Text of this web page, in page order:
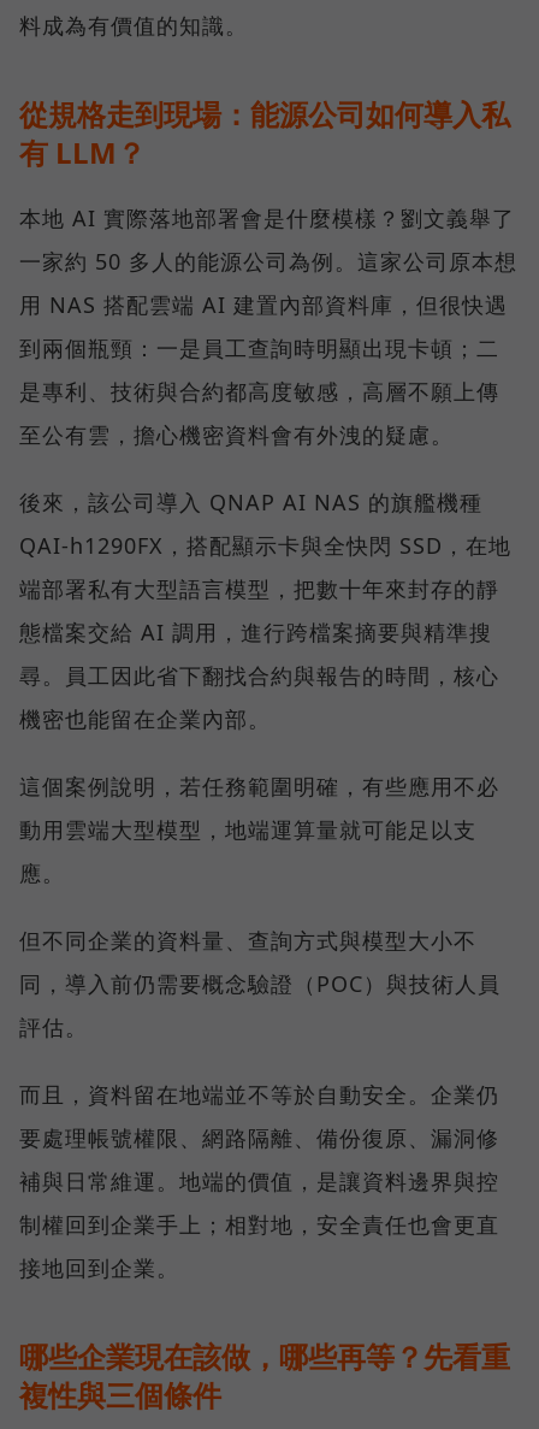
料成為有價值的知識。
從規格走到現場：能源公司如何導入私
有 LLM？
本地 AI 實際落地部署會是什麼模樣？劉文義舉了
一家約 50 多人的能源公司為例。這家公司原本想
用 NAS 搭配雲端 AI 建置內部資料庫，但很快遇
到兩個瓶頸：一是員工查詢時明顯出現卡頓；二
是專利、技術與合約都高度敏感，高層不願上傳
至公有雲，擔心機密資料會有外洩的疑慮。
後來，該公司導入 QNAP AI NAS 的旗艦機種
QAI-h1290FX，搭配顯示卡與全快閃 SSD，在地
端部署私有大型語言模型，把數十年來封存的靜
態檔案交給 AI 調用，進行跨檔案摘要與精準搜
尋。員工因此省下翻找合約與報告的時間，核心
機密也能留在企業內部。
這個案例說明，若任務範圍明確，有些應用不必
動用雲端大型模型，地端運算量就可能足以支
應。
但不同企業的資料量、查詢方式與模型大小不
同，導入前仍需要概念驗證（POC）與技術人員
評估。
而且，資料留在地端並不等於自動安全。企業仍
要處理帳號權限、網路隔離、備份復原、漏洞修
補與日常維運。地端的價值，是讓資料邊界與控
制權回到企業手上；相對地，安全責任也會更直
接地回到企業。
哪些企業現在該做，哪些再等？先看重
複性與三個條件